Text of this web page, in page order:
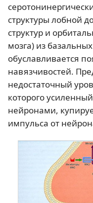
структуры лобной
структур и
мозга) из
обуславливается
навязчивостей.
недостаточный
которого
нейронами,
импульса от